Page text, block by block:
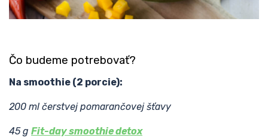
Čo budeme potrebovať?
Na smoothie (2 porcie):
200 ml čerstvej pomarančovej šťavy
45 g Fit-day smoothie detox